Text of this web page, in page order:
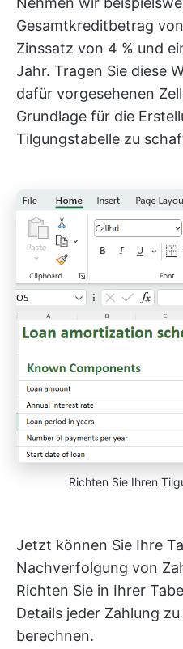
Gesamtkreditbetrag
Zinssatz von 4 % und
Jahr. Tragen Sie diese
dafür vorgesehenen
Grundlage für die
Tilgungstabelle zu
Richten Sie Ihren
Jetzt können Sie Ihre
Nachverfolgung von
Richten Sie in Ihrer
Details jeder Zahlung
berechnen.